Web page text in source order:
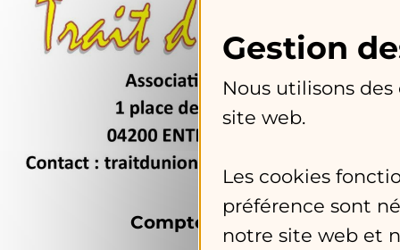
Compte-rendu
Nous utilisons
site web.
Les cookies
préférence sont
notre site web et